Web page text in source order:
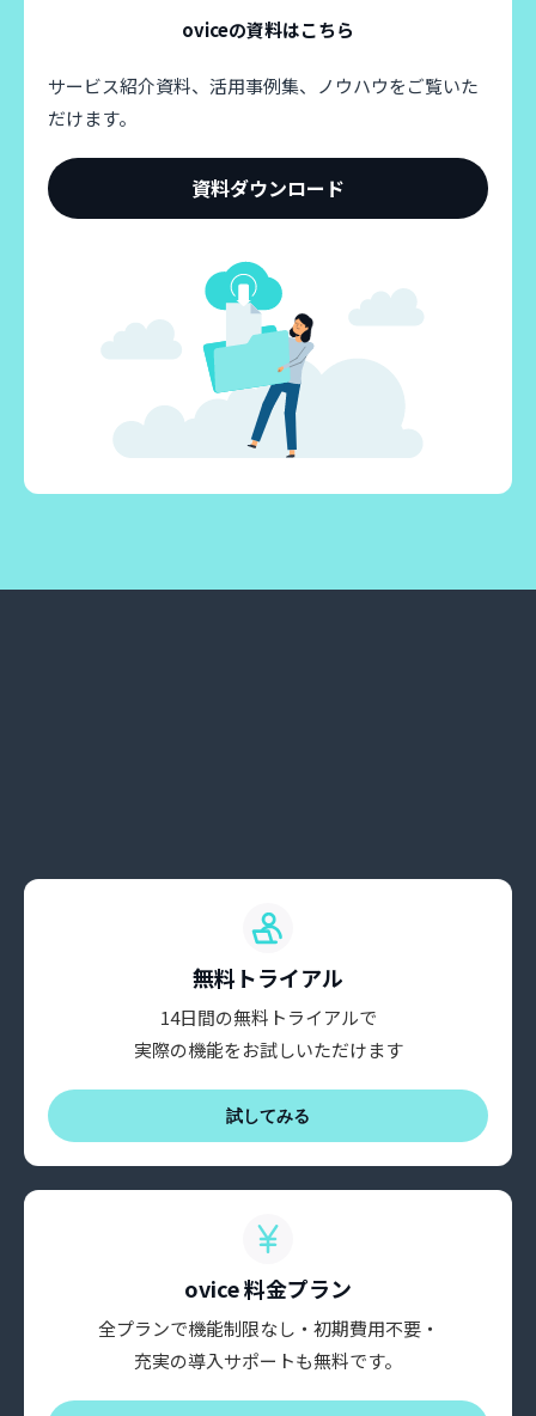
oviceの資料はこちら
サービス紹介資料、活用事例集、ノウハウをご覧いた
だけます。
資料ダウンロード
無料トライアル
14日間の無料トライアルで
実際の機能をお試しいただけます
試してみる
ovice 料金プラン
全プランで機能制限なし・初期費用不要・
充実の導入サポートも無料です。